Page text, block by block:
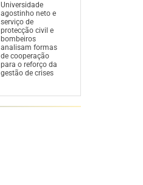
Universidade
agostinho neto e
serviço de
protecção civil e
bombeiros
analisam formas
de cooperação
para o reforço da
gestão de crises